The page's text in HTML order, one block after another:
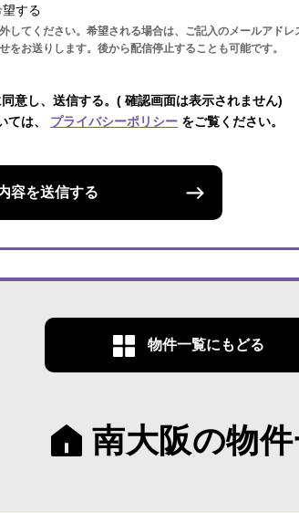
する
してください。希望される場合は、ご記入のメールアドレ
をお送りします。後から配信停止することも可能です。
意し、送信する。( 確認画面は表示されません)
は、
プライバシーポリシー をご覧ください。
容を送信する
物件一覧にもどる
南大阪の物